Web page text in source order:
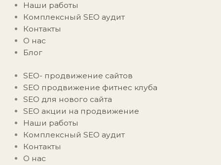
Наши работы
Комплексный SEO аудит
Контакты
О нас
Блог
SEO- продвижение сайтов
SEO продвижение фитнес клуба
SEO для нового сайта
SEO акции на продвижение
Наши работы
Комплексный SEO аудит
Контакты
О нас